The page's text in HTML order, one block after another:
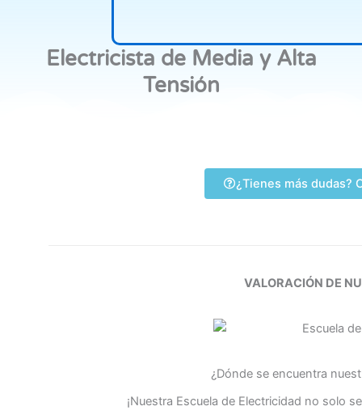
Electricista de Media y Alta
Tensión
¿Tienes más dudas?
VALORACIÓN DE
¿Dónde se encuentra
¡Nuestra Escuela de Electricidad no solo